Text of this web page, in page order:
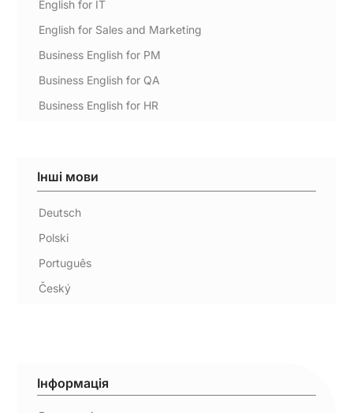
English for IT
English for Sales and Marketing
Business English for PM
Business English for QA
Business English for HR
Інші мови
Deutsch
Polski
Português
Český
Інформація